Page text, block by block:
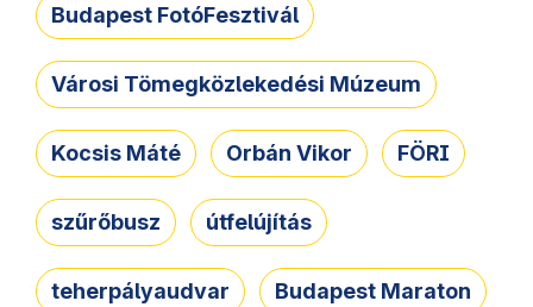
Budapest FotóFesztivál
Városi Tömegközlekedési Múzeum
Kocsis Máté Orbán Vikor FÖRI
szűrőbusz útfelújítás
teherpályaudvar Budapest Maraton